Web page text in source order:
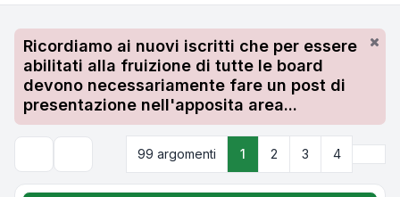
Ricordiamo ai nuovi iscritti che per essere
abilitati alla fruizione di tutte le board
devono necessariamente fare un post di
presentazione nell'apposita area...
99 argomenti 1 2 3 4